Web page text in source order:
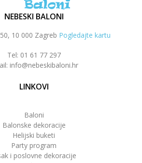
NEBESKI BALONI
10 000 Zagreb Pogledajte kartu
Tel: 01 61 77 297
info@nebeskibaloni.hr
LINKOVI
Baloni
Balonske dekoracije
Helijski buketi
Party program
i poslovne dekoracije